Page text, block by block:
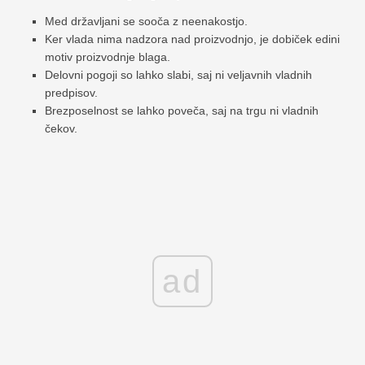
Med državljani se sooča z neenakostjo.
Ker vlada nima nadzora nad proizvodnjo, je dobiček edini
motiv proizvodnje blaga.
Delovni pogoji so lahko slabi, saj ni veljavnih vladnih
predpisov.
Brezposelnost se lahko poveča, saj na trgu ni vladnih
čekov.
ad